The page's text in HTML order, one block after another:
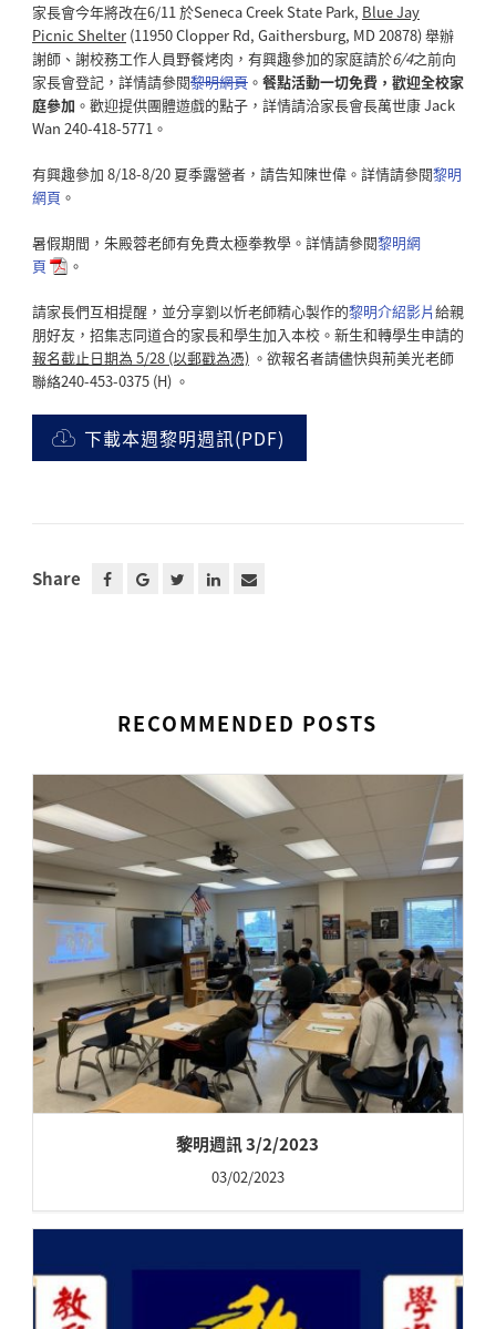
家長會今年將改在6/11 於Seneca Creek State Park, Blue Jay
Picnic Shelter(11950 Clopper Rd, Gaithersburg, MD 20878) 舉辦
謝師、謝校務工作人員野餐烤肉，有興趣參加的家庭請於6/4之前向
家長會登記，詳情請參閱黎明網頁。 餐點活動一切免費，歡迎全校家
庭參加 。歡迎提供團體遊戲的點子，詳情請洽家長會長萬世康 Jack
Wan 240-418-5771。
有興趣參加 8/18-8/20 夏季露營者，請告知陳世偉。詳情請參閱黎明
網頁 。
暑假期間，朱殿蓉老師有免費太極拳教學。詳情請參閱黎明網
頁
。
請家長們互相提醒，並分享劉以忻老師精心製作的黎明介紹影片給親
朋好友，招集志同道合的家長和學生加入本校。新生和轉學生申請的
報名截止日期為 5/28 (以郵戳為憑)。欲報名者請儘快與荊美光老師
聯絡240-453-0375 (H) 。
下載本週黎明週訊(PDF)
Share
RECOMMENDED POSTS
黎明週訊 3/2/2023
03/02/2023